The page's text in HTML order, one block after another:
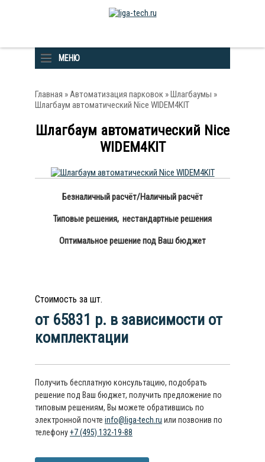
МЕНЮ
Главная »Автоматизация парковок »Шлагбаумы »
Шлагбаум автоматический Nice WIDEM4KIT
Шлагбаум автоматический Nice
WIDEM4KIT
Безналичный расчёт/Наличный расчёт
Типовые решения, нестандартные решения
Оптимальное решение под Ваш бюджет
Стоимость за шт.
от 65831 р. в зависимости от
комплектации
Получить бесплатную консультацию, подобрать
решение под Ваш бюджет, получить предложение по
типовым решениям, Вы можете обратившись по
электронной почте info@liga-tech.ru или позвонив по
телефону+7 (495) 132-19-88